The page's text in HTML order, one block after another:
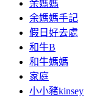
余媽媽
余媽媽手記
假日好去處
和牛B
和牛媽媽
家庭
小小豬kinsey